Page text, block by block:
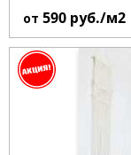
от 590 руб./м2